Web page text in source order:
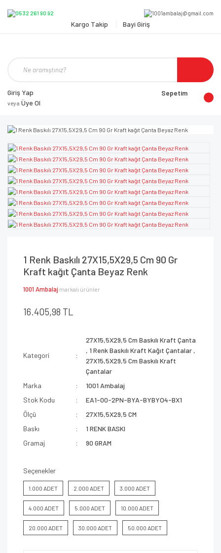
Kargo Takip Bayi Giriş
Giriş Yap
veya Üye Ol
Sepetim
1 Renk Baskılı 27X15,5X29,5 Cm 90 Gr
Kraft kağıt Çanta Beyaz Renk
1001 Ambalaj markalı ürünler
16.405,98 TL
Kategori
27X15,5X29,5 Cm Baskılı Kraft Çanta
, 1 Renk Baskılı Kraft Kağıt Çantalar ,
27X15,5X29,5 Cm Baskılı Kraft
Çantalar
Marka
1001 Ambalaj
Stok Kodu
EA1-00-2PN-BYA-BYBYO4-BX1
Ölçü
27X15,5X29,5 CM
Baskı
1 RENK BASKI
Gramaj
90 GRAM
Seçenekler
1.000 ADET 2.000 ADET 3.000 ADET
4.000 ADET 5.000 ADET 10.000 ADET
20.000 ADET 30.000 ADET 50.000 ADET